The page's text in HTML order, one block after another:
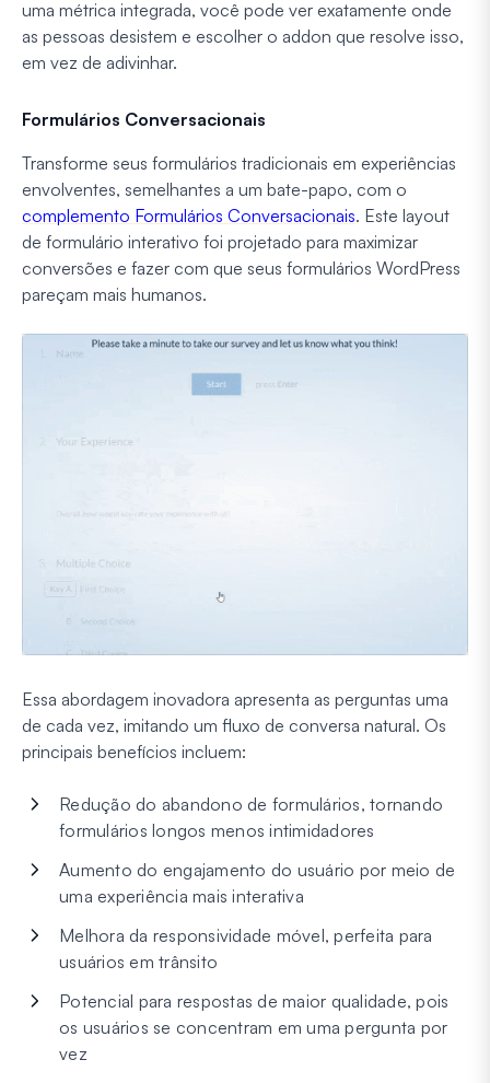
uma métrica integrada, você pode ver exatamente onde
as pessoas desistem e escolher o addon que resolve isso,
em vez de adivinhar.
Formulários Conversacionais
Transforme seus formulários tradicionais em experiências
envolventes, semelhantes a um bate-papo, com o
complemento Formulários Conversacionais. Este layout
de formulário interativo foi projetado para maximizar
conversões e fazer com que seus formulários WordPress
pareçam mais humanos.
Essa abordagem inovadora apresenta as perguntas uma
de cada vez, imitando um fluxo de conversa natural. Os
principais benefícios incluem:
Redução do abandono de formulários, tornando
formulários longos menos intimidadores
Aumento do engajamento do usuário por meio de
uma experiência mais interativa
Melhora da responsividade móvel, perfeita para
usuários em trânsito
Potencial para respostas de maior qualidade, pois
os usuários se concentram em uma pergunta por
vez